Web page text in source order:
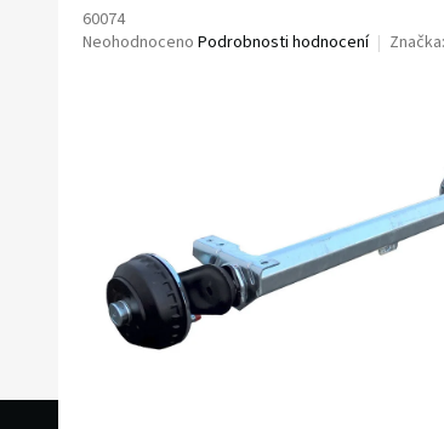
60074
Průměrné
Neohodnoceno Podrobnosti hodnocení Značka: